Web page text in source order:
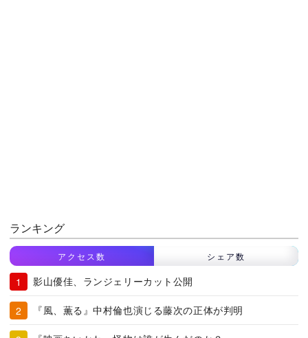
ランキング
アクセス数 シェア数
影山優佳、ランジェリーカット公開
『風、薫る』中村倫也演じる藤次の正体が判明